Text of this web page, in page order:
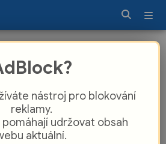
Zachránili ho
nástroj pro blokování
reklamy.
pomáhají udržovat obsah
aktuální.